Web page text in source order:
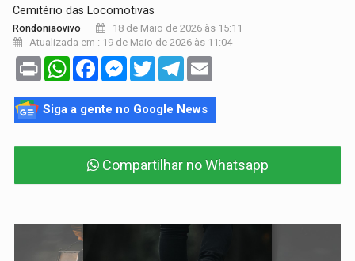
Cemitério das Locomotivas
Rondoniaovivo
18 de Maio de 2026 às 15:11
Atualizada em : 19 de Maio de 2026 às 11:04
Print WhatsAppFacebookMessenger
TwitterTelegram
Siga a gente no Google News
Compartilhar no Whatsapp